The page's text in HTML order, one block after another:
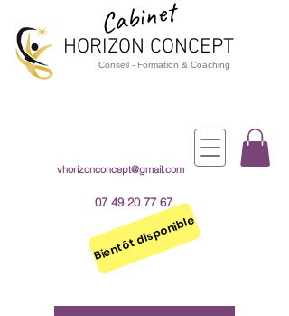
HORIZON CONCEPT
Conseil - Formation & Coaching
07 49 20 77 67
vhorizonconcept@gmail.com
Cabinet
Bientôt disponible